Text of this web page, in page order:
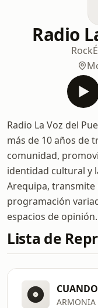
Radio
Rock
Radio La Voz del
más de 10 años de
comunidad,
identidad cultural y
Arequipa, transmite
programación
espacios de opinión.
Lista de
ARMONIA